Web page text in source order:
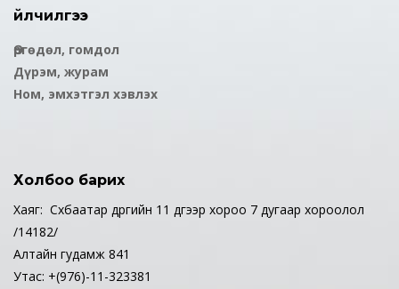
Үйлчилгээ
Өргөдөл, гомдол
Дүрэм, журам
Ном, эмхэтгэл хэвлэх
Холбоо барих
Хаяг: Сүхбаатар дүүргийн 11 дүгээр хороо 7 дугаар хороолол
/14182/
Алтайн гудамж 841
Утас: +(976)-11-323381